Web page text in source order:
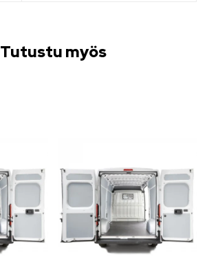
Tutustu myös